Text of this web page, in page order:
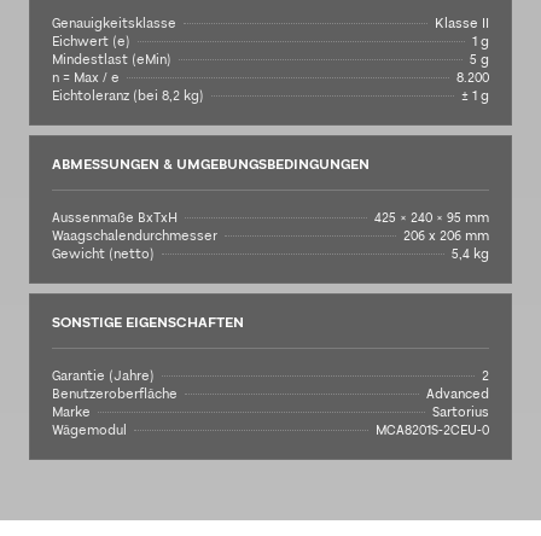
Genauigkeitsklasse
Klasse II
Eichwert (e)
1 g
Mindestlast (eMin)
5 g
n = Max / e
8.200
Eichtoleranz (bei 8,2 kg)
± 1 g
ABMESSUNGEN & UMGEBUNGSBEDINGUNGEN
Aussenmaße BxTxH
425 × 240 × 95 mm
Waagschalendurchmesser
206 x 206 mm
Gewicht (netto)
5,4 kg
SONSTIGE EIGENSCHAFTEN
Garantie (Jahre)
2
Benutzeroberfläche
Advanced
Marke
Sartorius
Wägemodul
MCA8201S-2CEU-0